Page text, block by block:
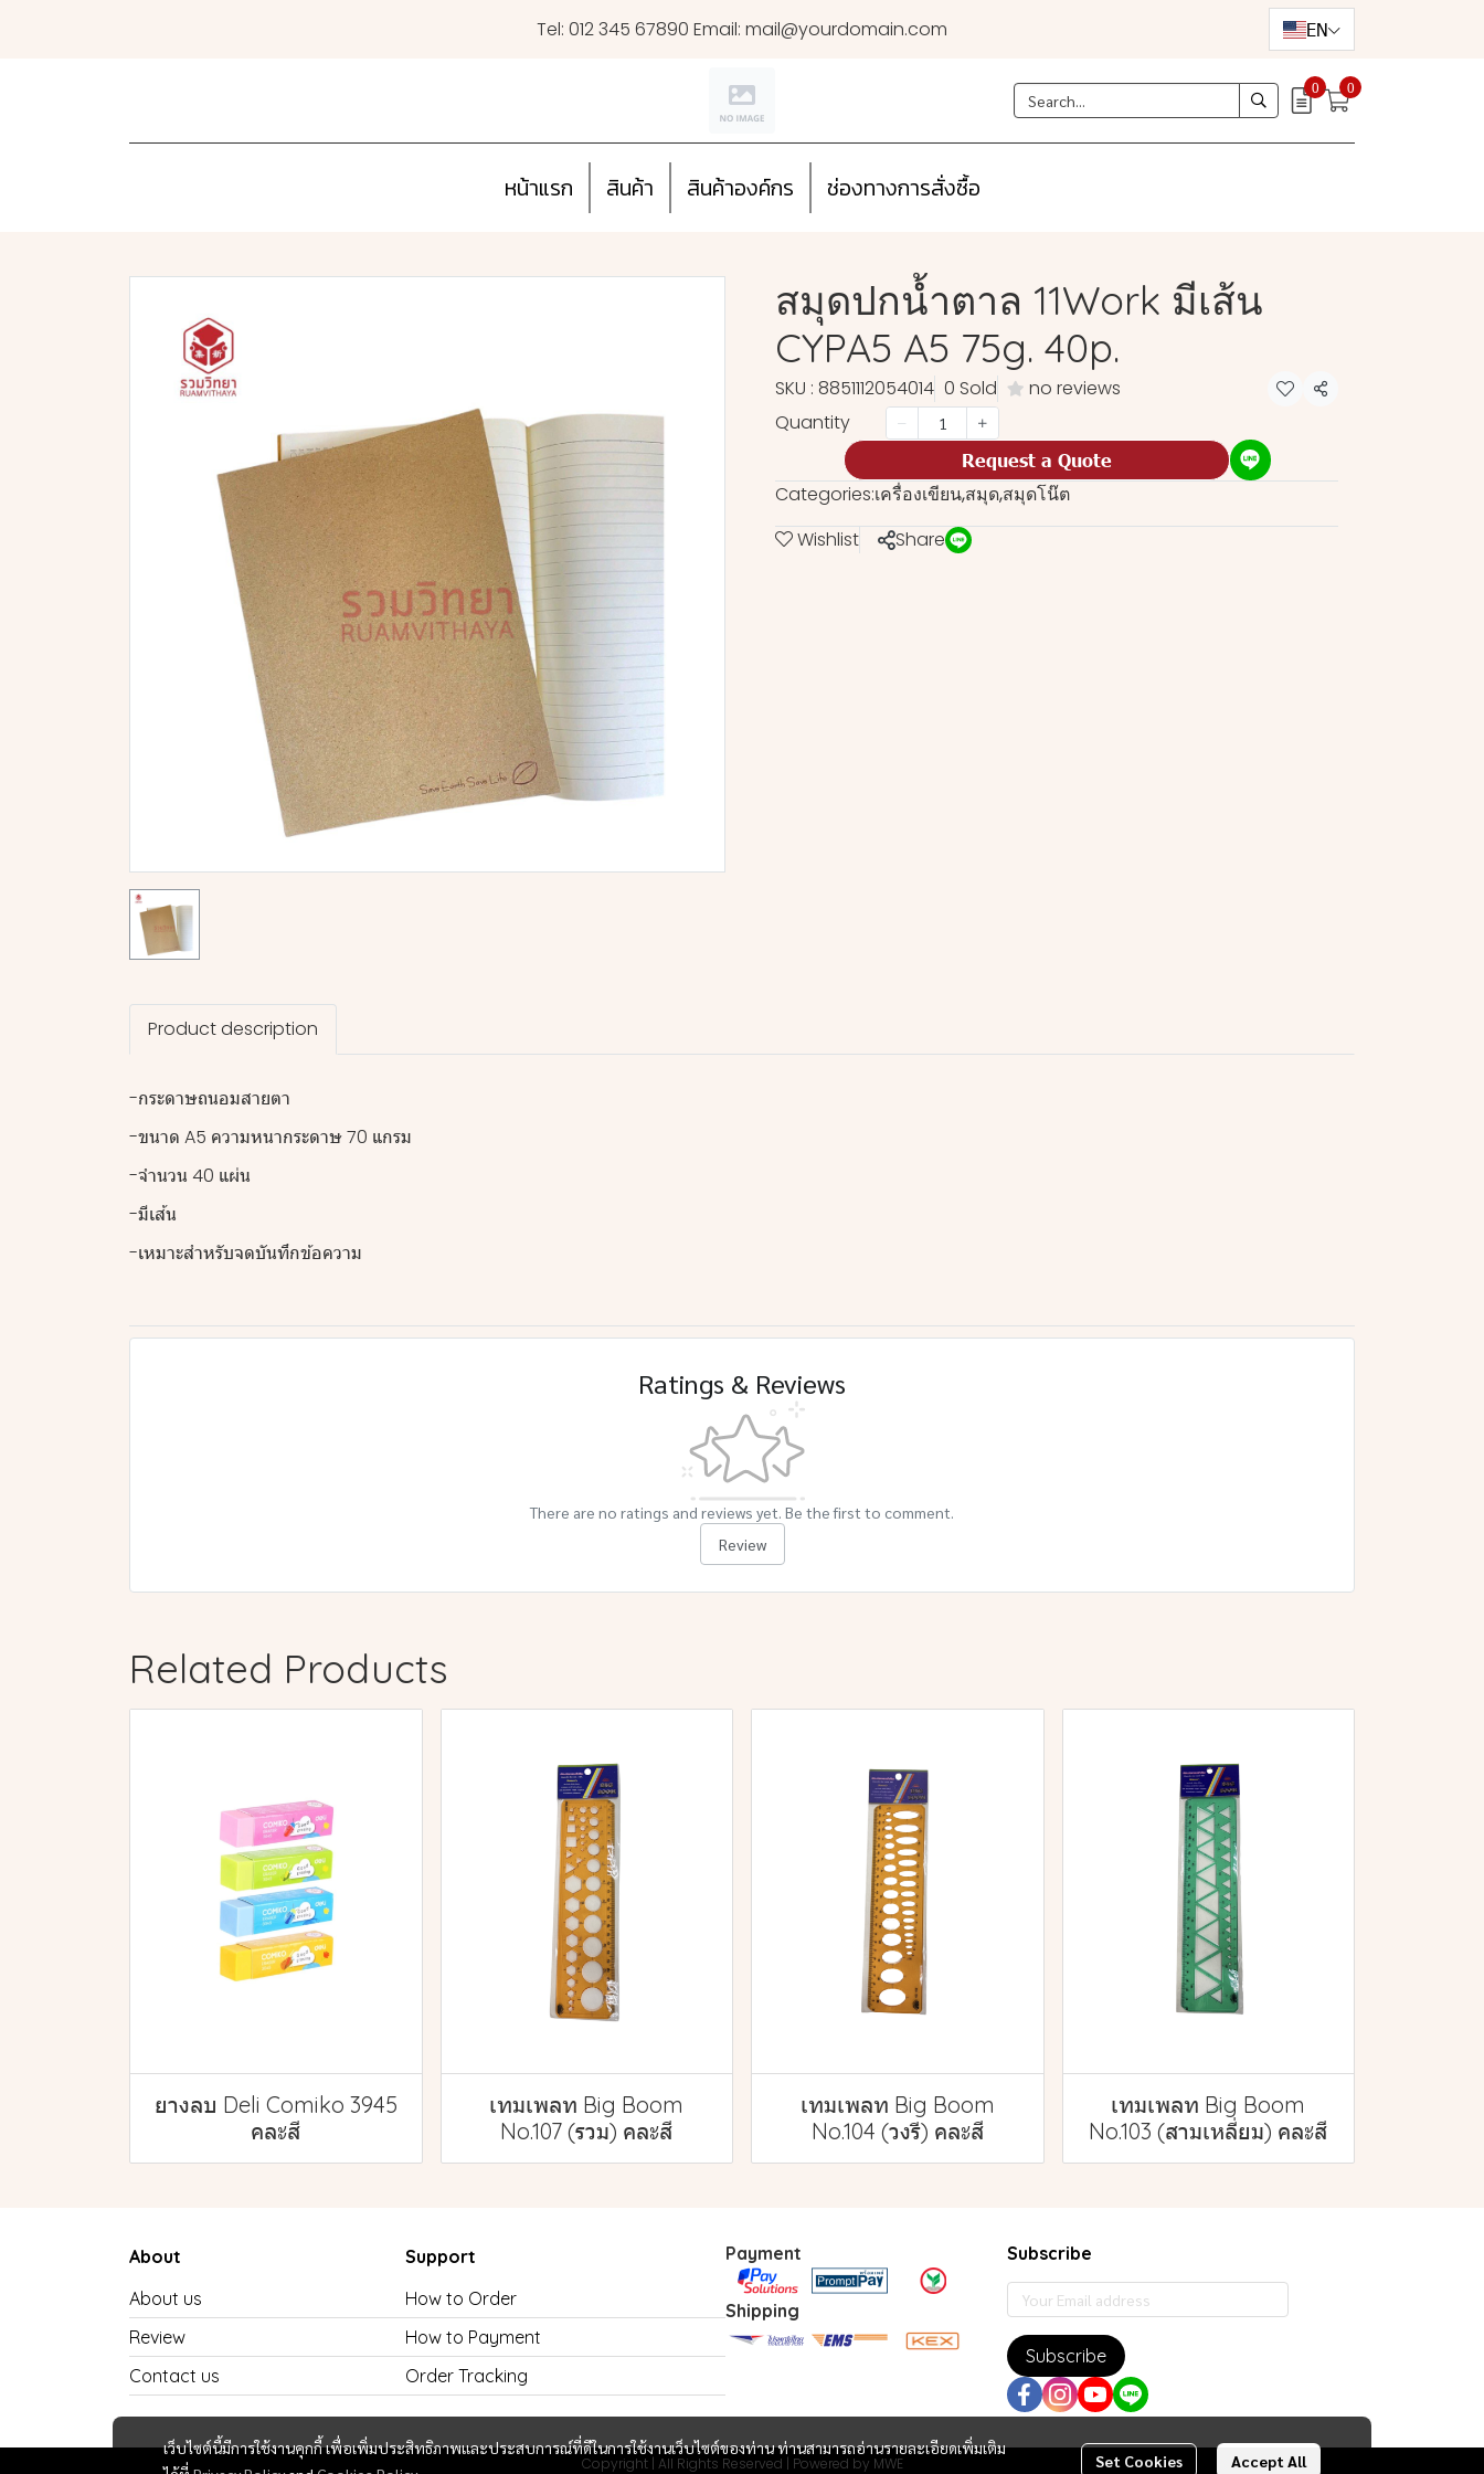
Tel: 012 345 67890 Email: mail@yourdomain.com EN
0 0
หน้าแรก สินค้า สินค้าองค์กร ช่องทางการสั่งซื้อ
สมุดปกน้ำตาล 11Work มีเส้น
CYPA5 A5 75g. 40p.
SKU : 8851112054014 0 Sold no reviews Share
Quantity
Request a Quote
Categories:เครื่องเขียน,สมุด,สมุดโน๊ต
Wishlist
Share
Product description
-กระดาษถนอมสายตา
-ขนาด A5 ความหนากระดาษ 70 แกรม
-จำนวน 40 แผ่น
-มีเส้น
-เหมาะสำหรับจดบันทึกข้อความ
Ratings & Reviews
There are no ratings and reviews yet. Be the first to comment.
Review
Related Products
ยางลบ Deli Comiko 3945
คละสี
เทมเพลท Big Boom
No.107 (รวม) คละสี
เทมเพลท Big Boom
No.104 (วงรี) คละสี
เทมเพลท Big Boom
No.103 (สามเหลี่ยม) คละสี
เว็บไซต์นี้มีการใช้งานคุกกี้ เพื่อเพิ่มประสิทธิภาพและประสบการณ์ที่ดีในการใช้งานเว็บไซต์ของท่าน ท่านสามารถอ่านรายละเอียดเพิ่มเติม
Set Cookies Accept All
About
About us
Review
Contact us
Support
How to Order
How to Payment
Order Tracking
Payment
Shipping
Subscribe
Subscribe
Copyright | All Rights Reserved | Powered by MWE